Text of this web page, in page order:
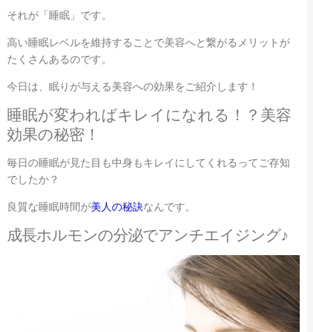
それが「睡眠」です。
高い睡眠レベルを維持することで美容へと繋がるメリットが
たくさんあるのです。
今日は、眠りが与える美容への効果をご紹介します！
睡眠が変わればキレイになれる！？美容
効果の秘密！
毎日の睡眠が見た目も中身もキレイにしてくれるってご存知
でしたか？
良質な睡眠時間が美人の秘訣なんです。
成長ホルモンの分泌でアンチエイジング♪